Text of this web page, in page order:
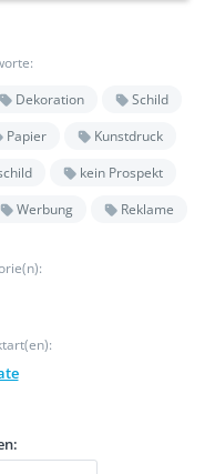
Dekoration
Schild
Papier
Kunstdruck
kein Prospekt
Werbung Reklame